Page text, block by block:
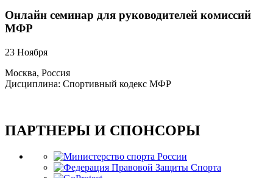
Онлайн семинар для руководителей комиссий
МФР
23 Ноября
Москва, Россия
Дисциплина: Спортивный кодекс МФР
ПАРТНЕРЫ И СПОНСОРЫ